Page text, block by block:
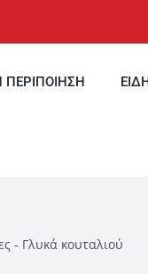
ΠΕΡΙΠΟΙΗΣΗ
- Γλυκά κουταλιού